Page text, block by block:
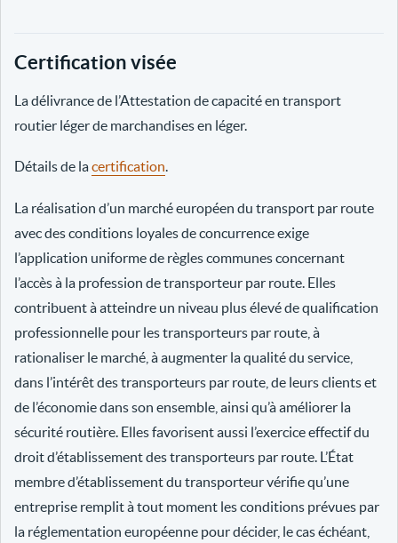
Certification visée
La délivrance de l’Attestation de capacité en transport
routier léger de marchandises en léger.
Détails de lacertification.
La réalisation d’un marché européen du transport par route
avec des conditions loyales de concurrence exige
l’application uniforme de règles communes concernant
l’accès à la profession de transporteur par route. Elles
contribuent à atteindre un niveau plus élevé de qualification
professionnelle pour les transporteurs par route, à
rationaliser le marché, à augmenter la qualité du service,
dans l’intérêt des transporteurs par route, de leurs clients et
de l’économie dans son ensemble, ainsi qu’à améliorer la
sécurité routière. Elles favorisent aussi l’exercice effectif du
droit d’établissement des transporteurs par route. L’État
membre d’établissement du transporteur vérifie qu’une
entreprise remplit à tout moment les conditions prévues par
la réglementation européenne pour décider, le cas échéant,